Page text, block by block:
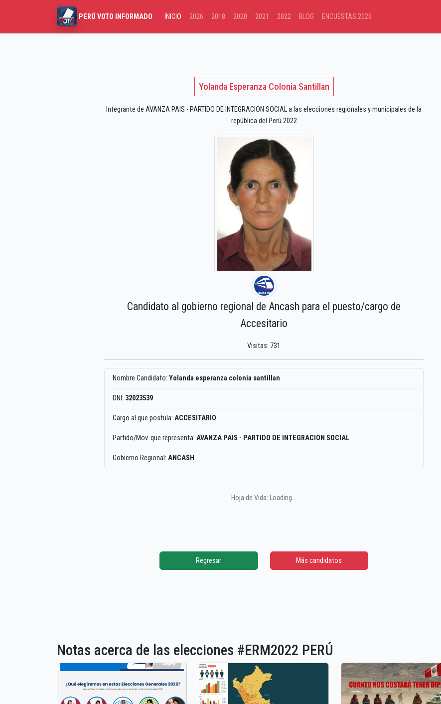
PERÚ VOTO INFORMADO INICIO 2026 2018 2020 2021 2022 BLOG ENCUESTAS 2026
Yolanda Esperanza Colonia Santillan
Integrante de AVANZA PAIS - PARTIDO DE INTEGRACION SOCIAL a las elecciones regionales y municipales de la
república del Perú 2022
Candidato al gobierno regional de Ancash para el puesto/cargo de
Accesitario
Visitas: 731
Nombre Candidato: Yolanda esperanza colonia santillan
DNI: 32023539
Cargo al que postula: ACCESITARIO
Partido/Mov. que representa: AVANZA PAIS - PARTIDO DE INTEGRACION SOCIAL
Gobierno Regional: ANCASH
Hoja de Vida: Loading...
Regresar Más candidatos
Notas acerca de las elecciones #ERM2022 PERÚ